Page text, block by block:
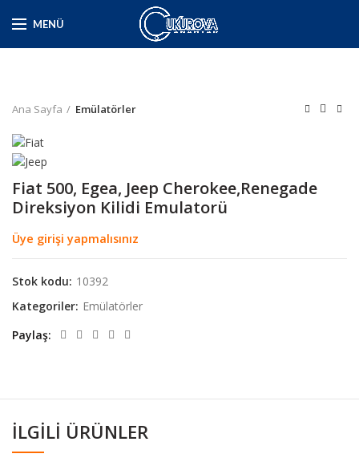
MENÜ
Ana Sayfa Emülatörler
Fiat 500, Egea, Jeep Cherokee,Renegade
Direksiyon Kilidi Emulatorü
Üye girişi yapmalısınız
Stok kodu: 10392
Kategoriler: Emülatörler
Paylaş
İLGILI ÜRÜNLER